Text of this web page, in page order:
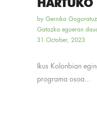
HARTUKO
by Gernika Gogoratuz
Gatazka egoeran
31 October, 2023
Ikus Kolonbian
programa osoa...